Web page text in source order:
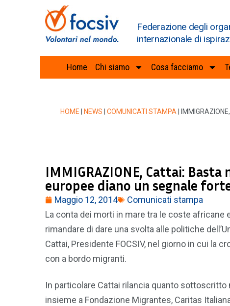
Federazione degli
internazionale di
Home Chi siamo Cosa facciamo
HOME NEWS COMUNICATI STAMPA
IMMIGRAZIONE, Cattai:
europee diano un segnale
Maggio 12, 2014
Comunicati stampa
La conta dei morti in mare tra le coste africane
rimandare di dare una svolta alle politiche
Cattai, Presidente FOCSIV, nel giorno in cui la
con a bordo migranti.
In particolare Cattai rilancia quanto
insieme a Fondazione Migrantes, Caritas